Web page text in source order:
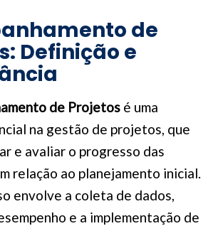
de
Definição e
de Projetos é uma
na gestão de projetos, que
e avaliar o progresso das
relação ao planejamento inicial.
envolve a coleta de dados,
e a implementação de